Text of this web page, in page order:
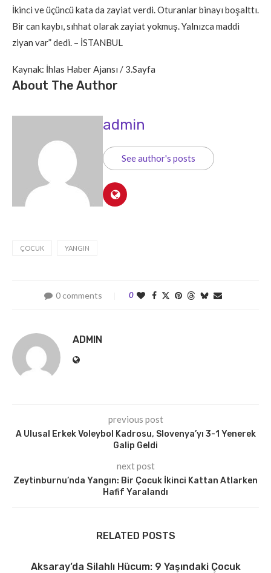
İkinci ve üçüncü kata da zayiat verdi. Oturanlar binayı boşalttı.
Bir can kaybı, sıhhat olarak zayiat yokmuş. Yalnızca maddi
ziyan var” dedi. – İSTANBUL
Kaynak: İhlas Haber Ajansı / 3.Sayfa
About The Author
admin
See author's posts
ÇOCUK YANGIN
0 comments 0
ADMIN
previous post
A Ulusal Erkek Voleybol Kadrosu, Slovenya’yı 3-1 Yenerek
Galip Geldi
next post
Zeytinburnu’nda Yangın: Bir Çocuk İkinci Kattan Atlarken
Hafif Yaralandı
RELATED POSTS
Aksaray’da Silahlı Hücum: 9 Yaşındaki Çocuk